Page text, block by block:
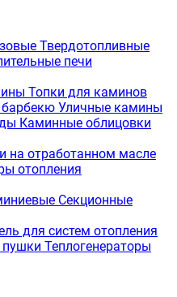
Твердотопливные
печи
Топки для каминов
Уличные камины
Каминные облицовки
на отработанном масле
отопления
Секционные
для систем отопления
пушки Теплогенераторы